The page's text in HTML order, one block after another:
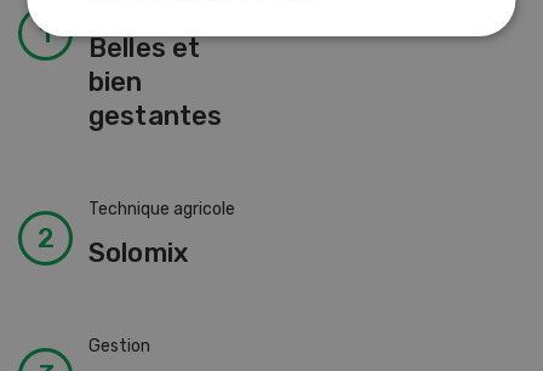
Belles et
bien
gestantes
Technique agricole
Solomix
Gestion